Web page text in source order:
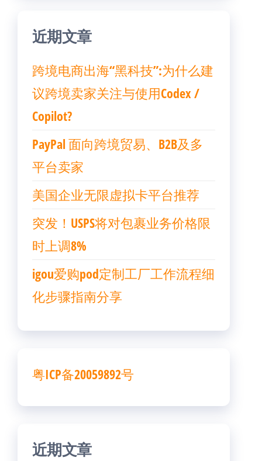
近期文章
跨境电商出海“黑科技”:为什么建
议跨境卖家关注与使用Codex /
Copilot?
PayPal 面向跨境贸易、B2B及多
平台卖家
美国企业无限虚拟卡平台推荐
突发！USPS将对包裹业务价格限
时上调8%
igou爱购pod定制工厂工作流程细
化步骤指南分享
粤ICP备20059892号
近期文章